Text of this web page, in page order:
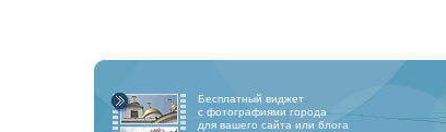
Бесплатный виджет
с фотографиями города
для вашего сайта или блога